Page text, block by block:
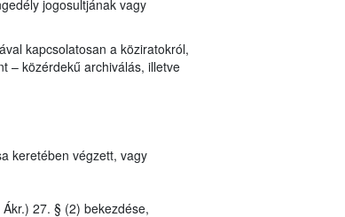
jogosultjának vagy
kapcsolatosan a köziratokról,
– közérdekű archiválás, illetve
keretében végzett, vagy
27. § (2) bekezdése,